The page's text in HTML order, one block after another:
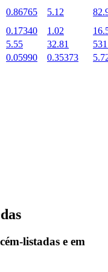
de BTR
0.86765 5.12
0.17340 1.02
5.55 32.81
0.05990 0.35373
listadas e em